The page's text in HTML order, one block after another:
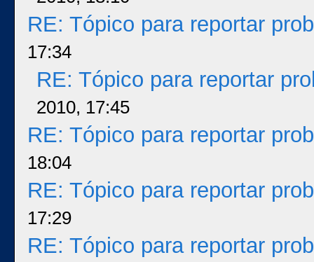
RE: Tópico para reportar
17:34
RE: Tópico para reportar
2010, 17:45
RE: Tópico para reportar
18:04
RE: Tópico para reportar
17:29
RE: Tópico para reportar